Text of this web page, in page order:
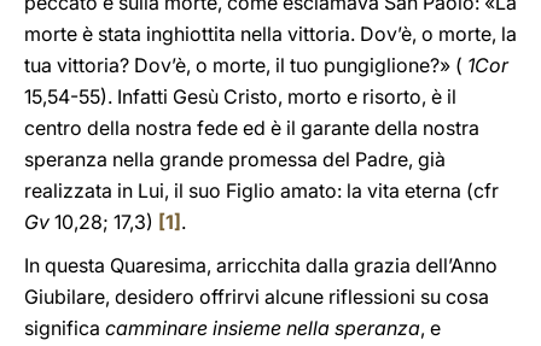
morte è stata inghiottita nella vittoria. Dov’è, o morte, la
tua vittoria? Dov’è, o morte, il tuo pungiglione?» ( 1Cor
15,54-55). Infatti Gesù Cristo, morto e risorto, è il
centro della nostra fede ed è il garante della nostra
speranza nella grande promessa del Padre, già
realizzata in Lui, il suo Figlio amato: la vita eterna (cfr
Gv 10,28; 17,3) [1] .
In questa Quaresima, arricchita dalla grazia dell’Anno
Giubilare, desidero offrirvi alcune riflessioni su cosa
significa camminare insieme nella speranza, e